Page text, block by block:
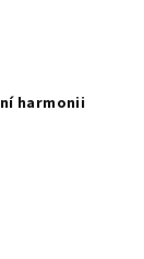
harmonii